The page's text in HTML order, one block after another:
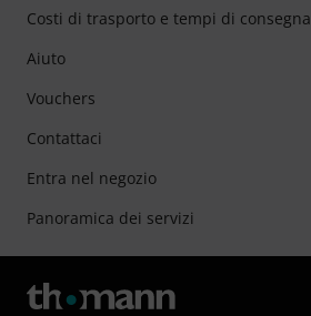
Costi di trasporto e tempi di consegna
Aiuto
Vouchers
Contattaci
Entra nel negozio
Panoramica dei servizi